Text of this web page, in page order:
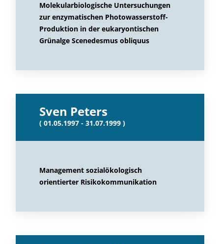
Molekularbiologische Untersuchungen
zur enzymatischen Photowasserstoff-
Produktion in der eukaryontischen
Grünalge Scenedesmus obliquus
Sven Peters
( 01.05.1997 - 31.07.1999 )
Management sozialökologisch
orientierter Risikokommunikation